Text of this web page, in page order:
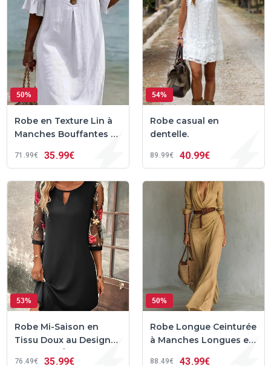
50%
Robe en Texture Lin à
Manches Bouffantes et
71 99€ 35 99€
54%
Robe casual en
dentelle.
89 99€ 40 99€
53%
Robe Mi-Saison en
Tissu Doux au Design
76 49€ 35 99€
50%
Robe Longue Ceinturée
à Manches Longues et
88 49€ 43 99€